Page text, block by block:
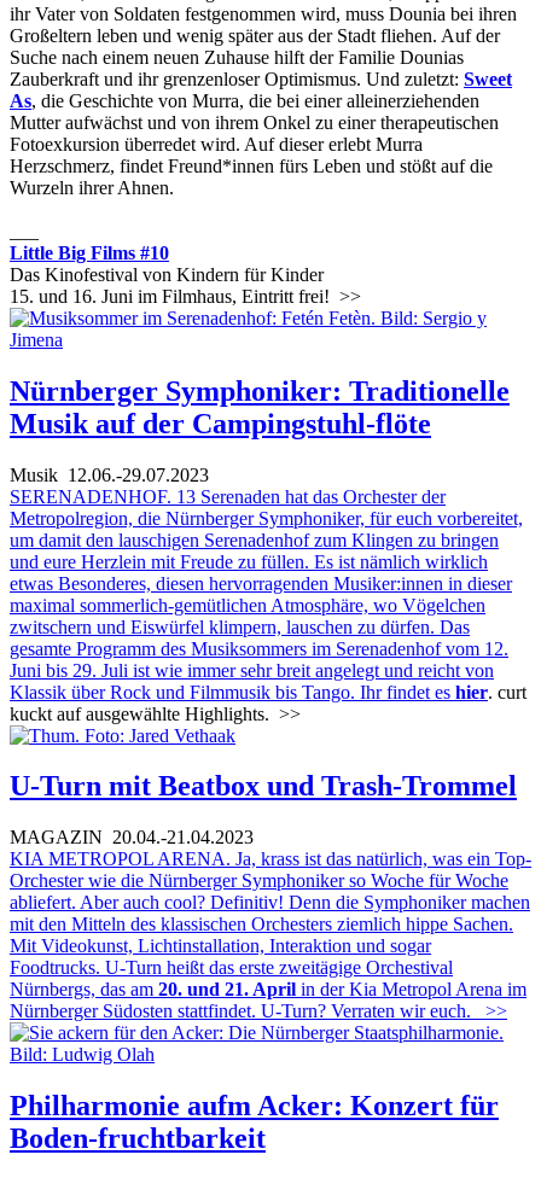
ihr Vater von Soldaten festgenommen wird, muss Dounia bei ihren
Großeltern leben und wenig später aus der Stadt fliehen. Auf der
Suche nach einem neuen Zuhause hilft der Familie Dounias
Zauberkraft und ihr grenzenloser Optimismus. Und zuletzt: Sweet
As, die Geschichte von Murra, die bei einer alleinerziehenden
Mutter aufwächst und von ihrem Onkel zu einer therapeutischen
Fotoexkursion überredet wird. Auf dieser erlebt Murra
Herzschmerz, findet Freund*innen fürs Leben und stößt auf die
Wurzeln ihrer Ahnen.
Little Big Films #10
Das Kinofestival von Kindern für Kinder
15. und 16. Juni im Filmhaus, Eintritt frei! >>
Nürnberger Symphoniker: Traditionelle
Musik auf der Campingstuhl-flöte
Musik 12.06.-29.07.2023
SERENADENHOF. 13 Serenaden hat das Orchester der
Metropolregion, die Nürnberger Symphoniker, für euch vorbereitet,
um damit den lauschigen Serenadenhof zum Klingen zu bringen
und eure Herzlein mit Freude zu füllen. Es ist nämlich wirklich
etwas Besonderes, diesen hervorragenden Musiker:innen in dieser
maximal sommerlich-gemütlichen Atmosphäre, wo Vögelchen
zwitschern und Eiswürfel klimpern, lauschen zu dürfen. Das
gesamte Programm des Musiksommers im Serenadenhof vom 12.
Juni bis 29. Juli ist wie immer sehr breit angelegt und reicht von
Klassik über Rock und Filmmusik bis Tango. Ihr findet es hier. curt
kuckt auf ausgewählte Highlights. >>
U-Turn mit Beatbox und Trash-Trommel
MAGAZIN 20.04.-21.04.2023
KIA METROPOL ARENA. Ja, krass ist das natürlich, was ein Top-
Orchester wie die Nürnberger Symphoniker so Woche für Woche
abliefert. Aber auch cool? Definitiv! Denn die Symphoniker machen
mit den Mitteln des klassischen Orchesters ziemlich hippe Sachen.
Mit Videokunst, Lichtinstallation, Interaktion und sogar
Foodtrucks. U-Turn heißt das erste zweitägige Orchestival
Nürnbergs, das am 20. und 21. April in der Kia Metropol Arena im
Nürnberger Südosten stattfindet. U-Turn? Verraten wir euch.
>>
Philharmonie aufm Acker: Konzert für
Boden-fruchtbarkeit